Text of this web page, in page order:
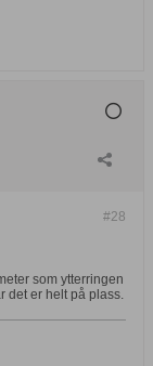
#28
som ytterringen
det er helt på plass.